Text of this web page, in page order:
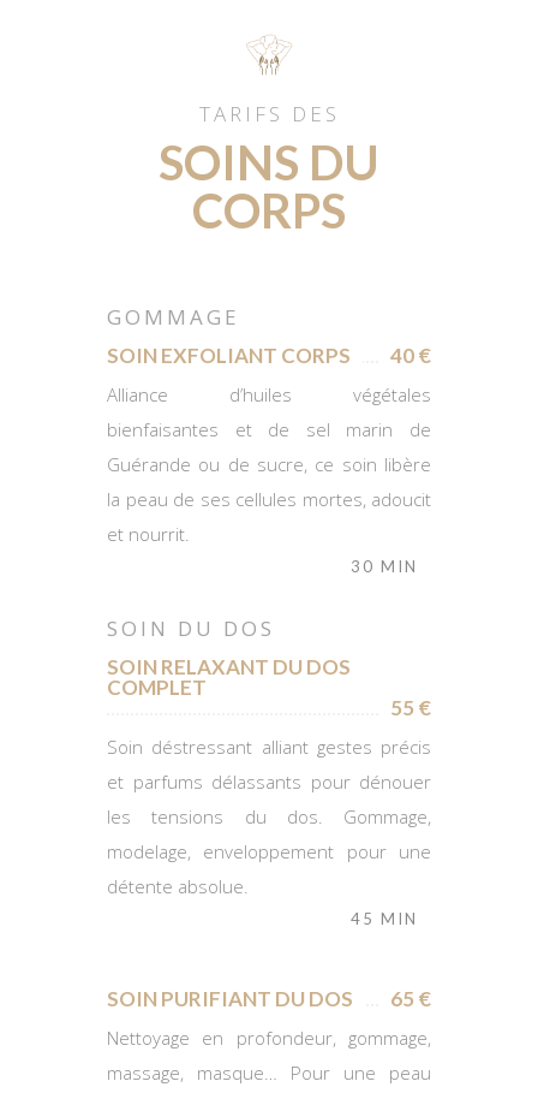
TARIFS DES
SOINS DU
CORPS
GOMMAGE
SOIN EXFOLIANT CORPS 40 €
Alliance d’huiles végétales
bienfaisantes et de sel marin de
Guérande ou de sucre, ce soin libère
la peau de ses cellules mortes, adoucit
et nourrit.
30 MIN
SOIN DU DOS
SOIN RELAXANT DU DOS
COMPLET
55 €
Soin déstressant alliant gestes précis
et parfums délassants pour dénouer
les tensions du dos. Gommage,
modelage, enveloppement pour une
détente absolue.
45 MIN
SOIN PURIFIANT DU DOS 65 €
Nettoyage en profondeur, gommage,
massage, masque… Pour une peau